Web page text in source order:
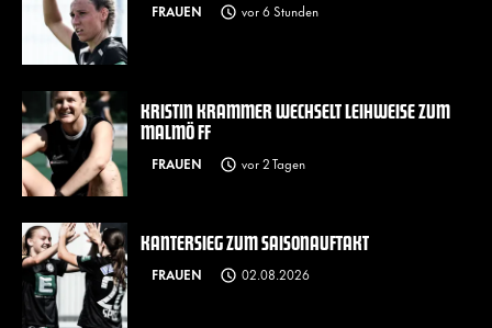
FRAUEN vor 6 Stunden
KRISTIN KRAMMER WECHSELT LEIHWEISE ZUM
MALMÖ FF
FRAUEN vor 2 Tagen
KANTERSIEG ZUM SAISONAUFTAKT
FRAUEN 02.08.2026